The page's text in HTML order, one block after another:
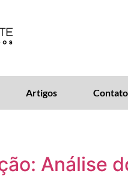
Artigos Contato
Análise